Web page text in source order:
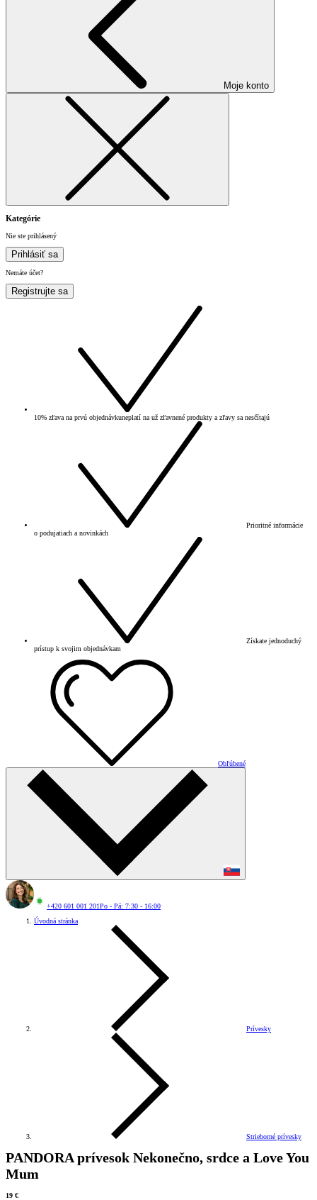
Moje konto
Kategórie
Nie ste prihlásený
Prihlásiť sa
Nemáte účet?
Registrujte sa
10% zľava na prvú objednávkuneplatí na už zľavnené produkty a zľavy sa nesčítajú
Prioritné informácie
o podujatiach a novinkách
Získate jednoduchý
prístup k svojim objednávkam
Obľúbené
+420 601 001 201Po - Pá: 7:30 - 16:00
Úvodná stránka
Prívesky
Strieborné prívesky
PANDORA prívesok Nekonečno, srdce a Love You
Mum
19 €